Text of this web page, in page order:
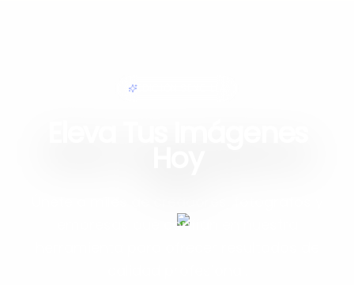
EDICIÓN SENCILLA
empresas que confían en nuestra